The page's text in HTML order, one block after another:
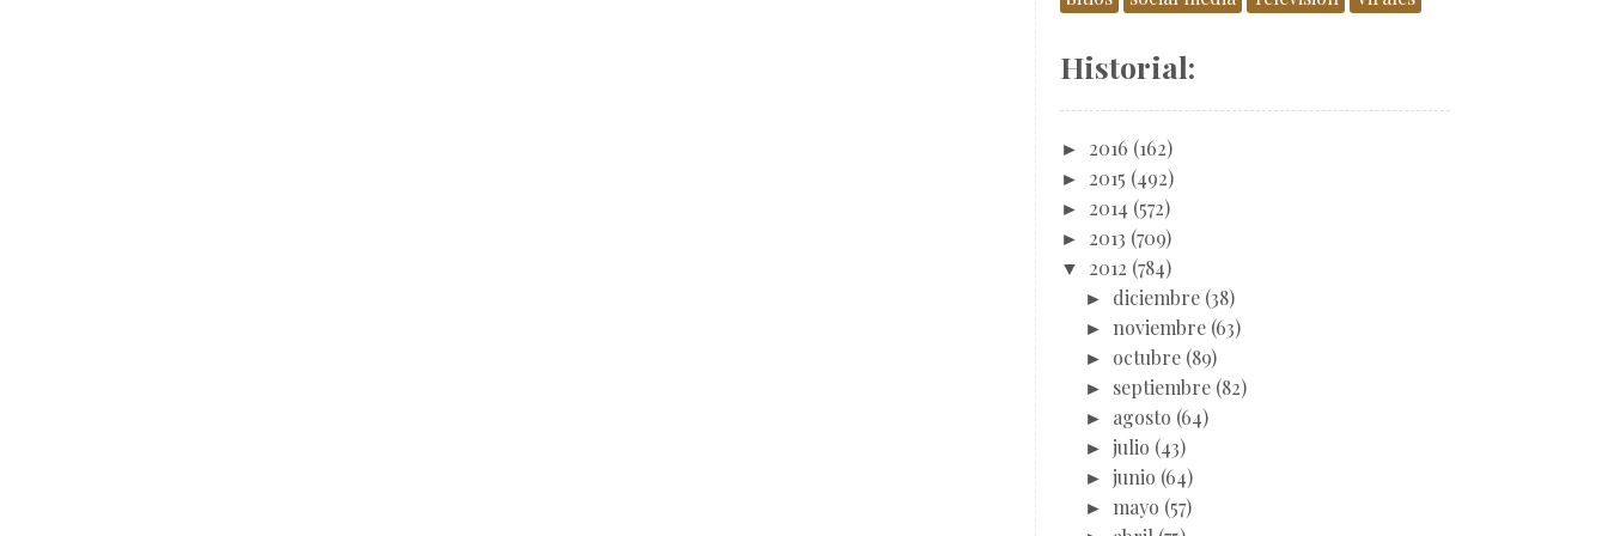
Historial:
► 2016 (162)
► 2015 (492)
► 2014 (572)
► 2013 (709)
▼ 2012 (784)
► diciembre (38)
► noviembre (63)
► octubre (89)
► septiembre (82)
► agosto (64)
► julio (43)
► junio (64)
► mayo (57)